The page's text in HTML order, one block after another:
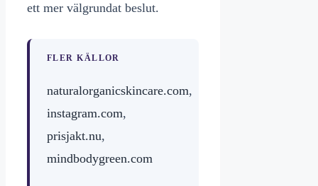
ett mer välgrundat beslut.
FLER KÄLLOR
naturalorganicskincare.com,
instagram.com,
prisjakt.nu,
mindbodygreen.com